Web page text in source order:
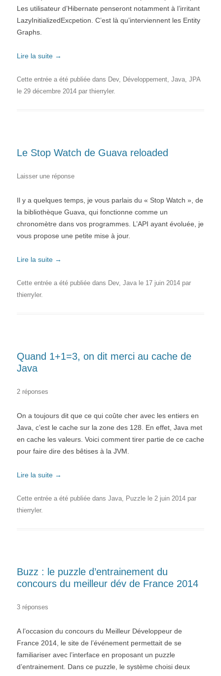
Les utilisateur d’Hibernate penseront notamment à l’irritant
LazyInitializedExcpetion. C’est là qu’interviennent les Entity
Graphs.
Lire la suite →
Cette entrée a été publiée dans Dev, Développement, Java, JPA
le 29 décembre 2014 par thierryler.
Le Stop Watch de Guava reloaded
Laisser une réponse
Il y a quelques temps, je vous parlais du « Stop Watch », de
la bibliothèque Guava, qui fonctionne comme un
chronomètre dans vos programmes. L’API ayant évoluée, je
vous propose une petite mise à jour.
Lire la suite →
Cette entrée a été publiée dans Dev, Java le 17 juin 2014 par
thierryler.
Quand 1+1=3, on dit merci au cache de
Java
2 réponses
On a toujours dit que ce qui coûte cher avec les entiers en
Java, c’est le cache sur la zone des 128. En effet, Java met
en cache les valeurs. Voici comment tirer partie de ce cache
pour faire dire des bêtises à la JVM.
Lire la suite →
Cette entrée a été publiée dans Java, Puzzle le 2 juin 2014 par
thierryler.
Buzz : le puzzle d’entrainement du
concours du meilleur dév de France 2014
3 réponses
A l’occasion du concours du Meilleur Développeur de
France 2014, le site de l’événement permettait de se
familiariser avec l’interface en proposant un puzzle
d’entrainement. Dans ce puzzle, le système choisi deux